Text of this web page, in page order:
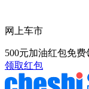
网上车市
500元加油红包免费
领取红包